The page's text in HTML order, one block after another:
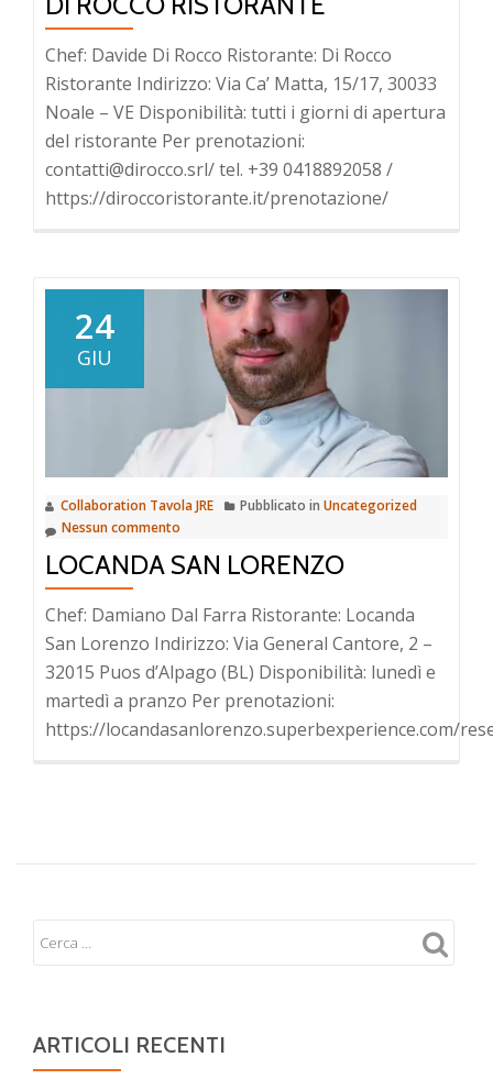
Chef: Davide Di Rocco Ristorante: Di Rocco
Ristorante Indirizzo: Via Ca’ Matta, 15/17, 30033
Noale – VE Disponibilità: tutti i giorni di apertura
del ristorante Per prenotazioni:
contatti@dirocco.srl/ tel. +39 0418892058 /
https://diroccoristorante.it/prenotazione/
24
GIU
Collaboration Tavola JRE Pubblicato in Uncategorized
Nessun commento
LOCANDA SAN LORENZO
Chef: Damiano Dal Farra Ristorante: Locanda
San Lorenzo Indirizzo: Via General Cantore, 2 –
32015 Puos d’Alpago (BL) Disponibilità: lunedì e
martedì a pranzo Per prenotazioni:
https://locandasanlorenzo.superbexperience.com/
ARTICOLI RECENTI